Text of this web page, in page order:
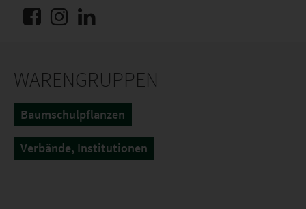
WARENGRUPPEN
Baumschulpflanzen
Verbände, Institutionen